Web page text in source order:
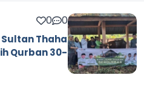
0 0
Thaha
Qurban 30-